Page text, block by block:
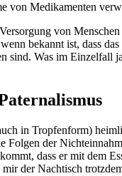
von Medikamenten
von
bekannt ist, dass
sind. Was im
in Tropfenform)
Folgen der
dass er mit dem
der Nachtisch